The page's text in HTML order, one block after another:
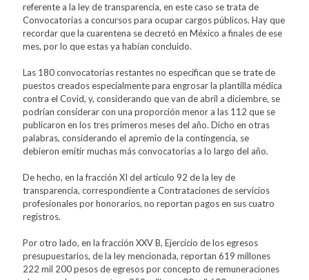
referente a la ley de transparencia, en este caso se trata de
Convocatorias a concursos para ocupar cargos públicos. Hay que
recordar que la cuarentena se decretó en México a finales de ese
mes, por lo que estas ya habían concluido.
Las 180 convocatorias restantes no especifican que se trate de
puestos creados especialmente para engrosar la plantilla médica
contra el Covid, y, considerando que van de abril a diciembre, se
podrían considerar con una proporción menor a las 112 que se
publicaron en los tres primeros meses del año. Dicho en otras
palabras, considerando el apremio de la contingencia, se
debieron emitir muchas más convocatorias a lo largo del año.
De hecho, en la fracción XI del artículo 92 de la ley de
transparencia, correspondiente a Contrataciones de servicios
profesionales por honorarios, no reportan pagos en sus cuatro
registros.
Por otro lado, en la fracción XXV B, Ejercicio de los egresos
presupuestarios, de la ley mencionada, reportan 619 millones
222 mil 200 pesos de egresos por concepto de remuneraciones